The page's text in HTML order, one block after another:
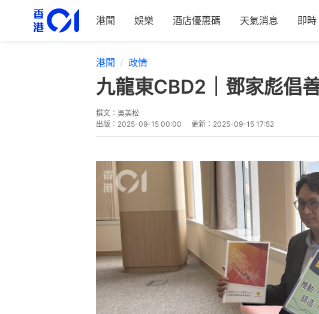
港聞 娛樂 酒店優惠碼 天氣消息 即時
港聞 政情
九龍東CBD2｜鄧家彪倡
撰文： 吳美松
出版： 2025-09-15 00:00 更新： 2025-09-15 17:52